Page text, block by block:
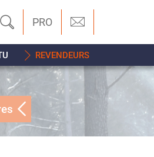
PRO
REVENDEURS